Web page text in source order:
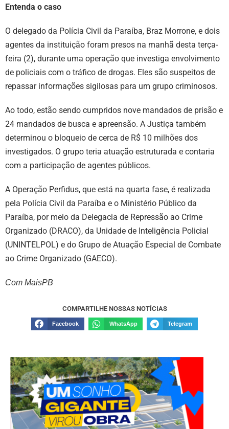
Entenda o caso
O delegado da Polícia Civil da Paraíba, Braz Morrone, e dois
agentes da instituição foram presos na manhã desta terça-
feira (2), durante uma operação que investiga envolvimento
de policiais com o tráfico de drogas. Eles são suspeitos de
repassar informações sigilosas para um grupo criminosos.
Ao todo, estão sendo cumpridos nove mandados de prisão e
24 mandados de busca e apreensão. A Justiça também
determinou o bloqueio de cerca de R$ 10 milhões dos
investigados. O grupo teria atuação estruturada e contaria
com a participação de agentes públicos.
A Operação Perfidus, que está na quarta fase, é realizada
pela Polícia Civil da Paraíba e o Ministério Público da
Paraíba, por meio da Delegacia de Repressão ao Crime
Organizado (DRACO), da Unidade de Inteligência Policial
(UNINTELPOL) e do Grupo de Atuação Especial de Combate
ao Crime Organizado (GAECO).
Com MaisPB
COMPARTILHE NOSSAS NOTÍCIAS
Facebook WhatsApp Telegram